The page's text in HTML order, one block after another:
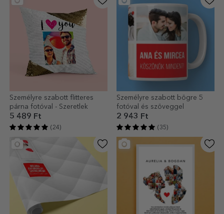
Személyre szabott flitteres
párna fotóval - Szeretlek
5 489 Ft
(24)
Személyre szabott bögre 5
fotóval és szöveggel
2 943 Ft
(35)